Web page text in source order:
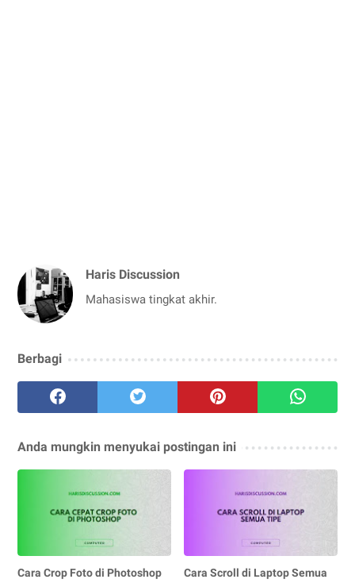
Haris Discussion
Mahasiswa tingkat akhir.
Berbagi
Anda mungkin menyukai postingan ini
Cara Crop Foto di Photoshop
Cara Scroll di Laptop Semua